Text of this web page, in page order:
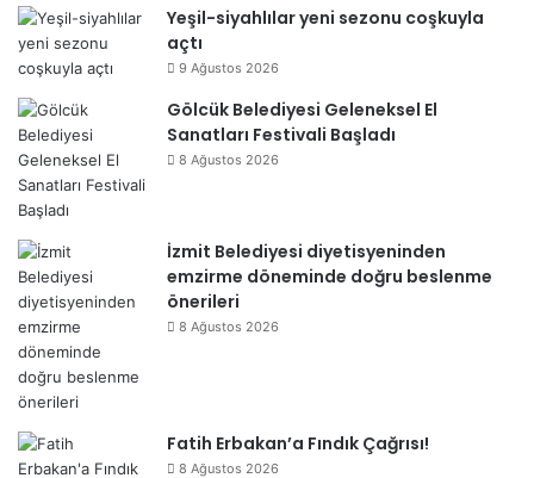
Yeşil-siyahlılar yeni sezonu coşkuyla
açtı
9 Ağustos 2026
Gölcük Belediyesi Geleneksel El
Sanatları Festivali Başladı
8 Ağustos 2026
İzmit Belediyesi diyetisyeninden
emzirme döneminde doğru beslenme
önerileri
8 Ağustos 2026
Fatih Erbakan’a Fındık Çağrısı!
8 Ağustos 2026